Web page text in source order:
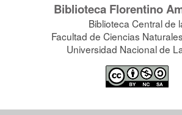
Biblioteca Florentino
Biblioteca Central de
Facultad de Ciencias
Universidad Nacional de